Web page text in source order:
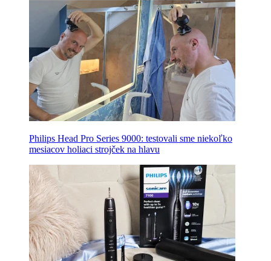
Philips Head Pro Series 9000: testovali sme niekoľko
mesiacov holiaci strojček na hlavu